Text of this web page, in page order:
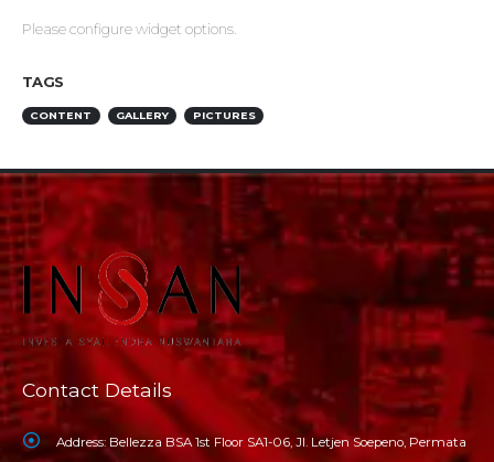
Please configure widget options.
TAGS
CONTENT GALLERY PICTURES
Contact Details
Address: Bellezza BSA 1st Floor SA1-06, Jl. Letjen Soepeno, Permata